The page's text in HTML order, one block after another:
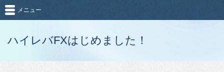
ハイレバFXはじめました！
メニュー